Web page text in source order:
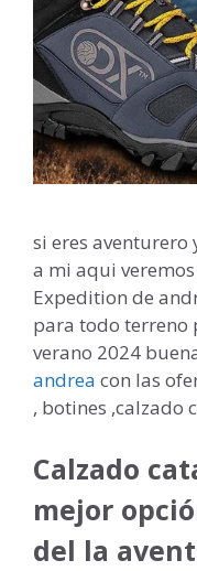
si eres aventurero
a mi aqui
Expedition de
para todo terreno
verano 2024
andrea con las
, botines ,calzado
Calzado
mejor
del la